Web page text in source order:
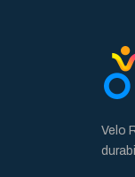
Velo